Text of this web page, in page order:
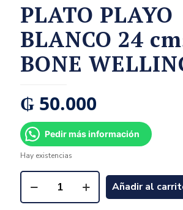
PLATO PLAYO
BLANCO 24
BONE
₲ 50.000
Pedir más información
Hay existencias
Añadir al